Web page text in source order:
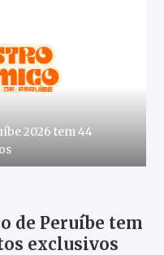
2026 tem 44
de Peruíbe tem
exclusivos